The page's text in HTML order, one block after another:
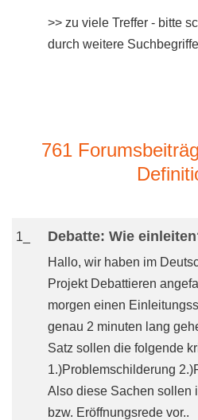
>> zu viele Treffer - bitte
durch weitere
761
1_ Debatte: Wie
Hallo, wir haben im
Projekt Debattieren
morgen einen
genau 2 minuten lang
Satz sollen die folgende
1.)Problemschilderung
Also diese Sachen sollen
bzw. Eröffnungsrede vor..